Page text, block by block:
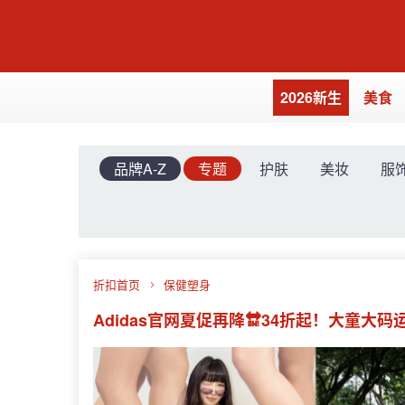
2026新生 美食
品牌A-Z 专题 护肤 美妆 服
折扣首页 保健塑身
Adidas官网夏促再降🔛34折起！大童大